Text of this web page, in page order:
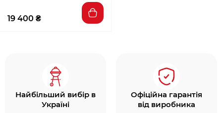
19 400 ₴
Найбільший вибір в
Україні
Офіційна гарантія
від виробника